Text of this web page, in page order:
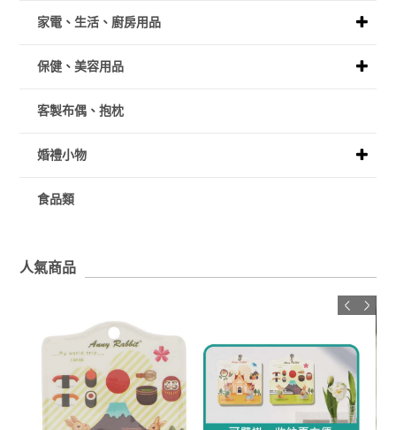
家電、生活、廚房用品
保健、美容用品
客製布偶、抱枕
婚禮小物
食品類
人氣商品